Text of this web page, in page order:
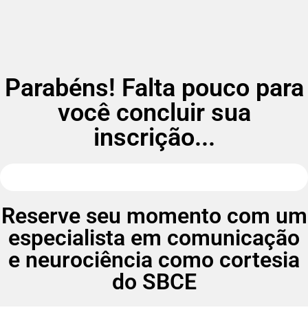
Parabéns! Falta pouco para
você concluir sua
inscrição...
Reserve seu momento com um
especialista em comunicação
e neurociência como cortesia
do SBCE